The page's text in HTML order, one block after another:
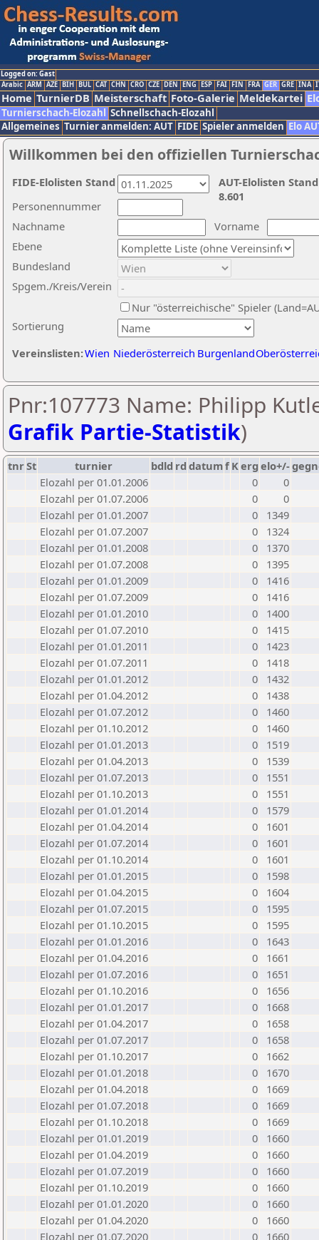
Logged on: Gast
Arabic ARM AZE BIH BUL CAT CHN CRO CZE DEN ENG ESP FAI FIN FRA GER GRE INA
Home TurnierDB Meisterschaft Foto-Galerie Meldekartei
Turnierschach-Elozahl Schnellschach-Elozahl
Allgemeines Turnier anmelden: AUT FIDE Spieler anmelden Elo
Willkommen bei den offiziellen
Nachname
Vorname
Ebene
Sortierung
Personennummer
Bundesland
Spgem./Kreis/Verein
Nur "österreichische" Spieler
Vereinslisten:Wien Niederösterreich Burgenland
AUT-Elolisten
8.601
FIDE-Elolisten Stand
Pnr:107773 Name: Philipp
Grafik Partie-Statistik)
tnrSt turnier bdld rd datumf Kerg elo+/-
Elozahl per 01.01.2006
0
0
Elozahl per 01.07.2006
0
0
Elozahl per 01.01.2007
0
1349
Elozahl per 01.07.2007
0
1324
Elozahl per 01.01.2008
0
1370
Elozahl per 01.07.2008
0
1395
Elozahl per 01.01.2009
0
1416
Elozahl per 01.07.2009
0
1416
Elozahl per 01.01.2010
0
1400
Elozahl per 01.07.2010
0
1415
Elozahl per 01.01.2011
0
1423
Elozahl per 01.07.2011
0
1418
Elozahl per 01.01.2012
0
1432
Elozahl per 01.04.2012
0
1438
Elozahl per 01.07.2012
0
1460
Elozahl per 01.10.2012
0
1460
Elozahl per 01.01.2013
0
1519
Elozahl per 01.04.2013
0
1539
Elozahl per 01.07.2013
0
1551
Elozahl per 01.10.2013
0
1551
Elozahl per 01.01.2014
0
1579
Elozahl per 01.04.2014
0
1601
Elozahl per 01.07.2014
0
1601
Elozahl per 01.10.2014
0
1601
Elozahl per 01.01.2015
0
1598
Elozahl per 01.04.2015
0
1604
Elozahl per 01.07.2015
0
1595
Elozahl per 01.10.2015
0
1595
Elozahl per 01.01.2016
0
1643
Elozahl per 01.04.2016
0
1661
Elozahl per 01.07.2016
0
1651
Elozahl per 01.10.2016
0
1656
Elozahl per 01.01.2017
0
1668
Elozahl per 01.04.2017
0
1658
Elozahl per 01.07.2017
0
1658
Elozahl per 01.10.2017
0
1662
Elozahl per 01.01.2018
0
1670
Elozahl per 01.04.2018
0
1669
Elozahl per 01.07.2018
0
1669
Elozahl per 01.10.2018
0
1669
Elozahl per 01.01.2019
0
1660
Elozahl per 01.04.2019
0
1660
Elozahl per 01.07.2019
0
1660
Elozahl per 01.10.2019
0
1660
Elozahl per 01.01.2020
0
1660
Elozahl per 01.04.2020
0
1660
Elozahl per 01.07.2020
0
1660